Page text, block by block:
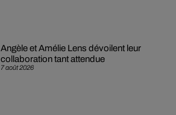
7 août 2026
Angèle et Amélie Lens dévoilent leur
collaboration tant attendue